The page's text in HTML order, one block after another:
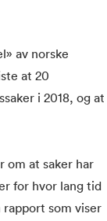
av norske
at 20
i 2018, og at
om at saker har
for hvor lang tid
rapport som viser